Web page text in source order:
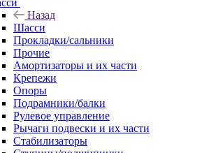
Назад
Шасси
Прокладки/сальники
Прочие
Амортизаторы и их части
Крепежи
Опоры
Подрамники/балки
Рулевое управление
Рычаги подвески и их части
Стабилизаторы